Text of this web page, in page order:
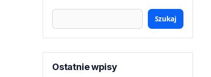
Szukaj
Ostatnie wpisy